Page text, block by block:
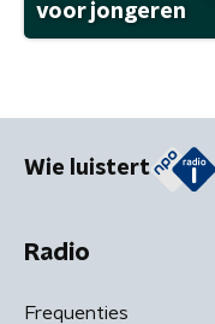
voor jongeren
Wie luistert
Radio
Frequenties